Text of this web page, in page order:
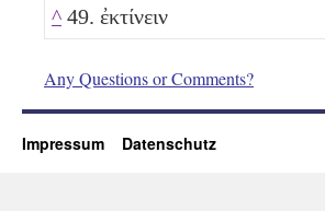
^ 49. ἐκτίνειν
Any Questions or Comments?
Impressum Datenschutz